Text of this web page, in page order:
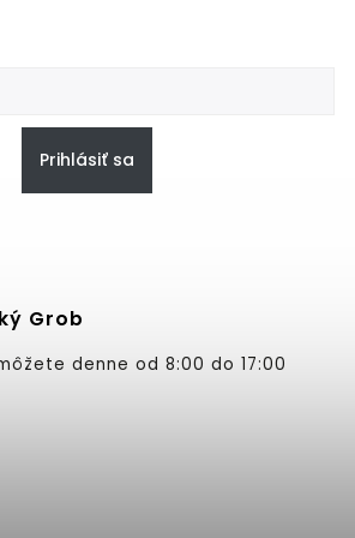
Prihlásiť sa
Grob
denne od 8:00 do 17:00